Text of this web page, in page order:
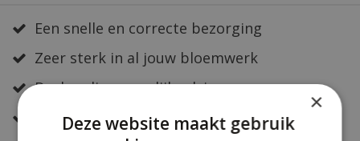
Een snelle en correcte bezorging
Zeer sterk in al jouw bloemwerk
Deskundig en eerlijk advies
Altijd een fris en verzorgd assortiment
×
Deze website maakt gebruik